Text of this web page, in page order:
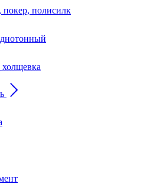
покер, полисилк
холщевка